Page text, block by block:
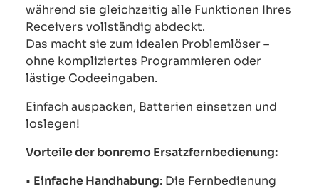
während sie gleichzeitig alle Funktionen Ihres
Receivers vollständig abdeckt.
Das macht sie zum idealen Problemlöser –
ohne kompliziertes Programmieren oder
lästige Codeeingaben.
Einfach auspacken, Batterien einsetzen und
loslegen!
Vorteile der bonremo Ersatzfernbedienung:
• Einfache Handhabung: Die Fernbedienung